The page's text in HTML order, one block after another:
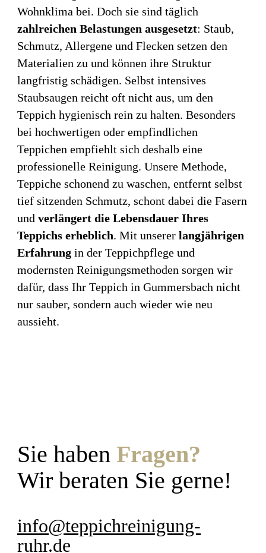
Wohnklima bei. Doch sie sind täglich
zahlreichen Belastungen ausgesetzt: Staub,
Schmutz, Allergene und Flecken setzen den
Materialien zu und können ihre Struktur
langfristig schädigen. Selbst intensives
Staubsaugen reicht oft nicht aus, um den
Teppich hygienisch rein zu halten. Besonders
bei hochwertigen oder empfindlichen
Teppichen empfiehlt sich deshalb eine
professionelle Reinigung. Unsere Methode,
Teppiche schonend zu waschen, entfernt selbst
tief sitzenden Schmutz, schont dabei die Fasern
und verlängert die Lebensdauer Ihres
Teppichs erheblich. Mit unserer langjährigen
Erfahrung in der Teppichpflege und
modernsten Reinigungsmethoden sorgen wir
dafür, dass Ihr Teppich in Gummersbach nicht
nur sauber, sondern auch wieder wie neu
aussieht.
Sie haben Fragen?
Wir beraten Sie gerne!
info@teppichreinigung-
ruhr.de